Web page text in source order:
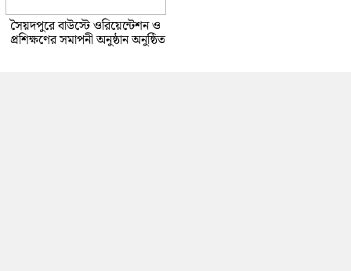
সৈয়দপুরে বাউস্টে ওরিয়েন্টেশন ও
প্রশিক্ষণের সমাপনী অনুষ্ঠান অনুষ্ঠিত